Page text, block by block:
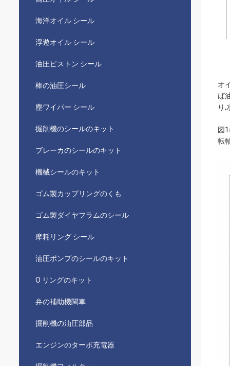
海洋オイル シール
浮遊オイル シール
油圧ピストン シール
棒の油圧シール
塵ワイパー シール
掘削機のシールのキット
ブレーカのシールのキット
機械シールのキット
ゴム製カップリングのくも
ゴム製ダイヤフラムのシール
摩耗リング シール
油圧ポンプのシールのキット
O リングのキット
弁の補助機関車
掘削機の油圧部品
エンジンのターボ充電器
オ
ば
り,
図
転